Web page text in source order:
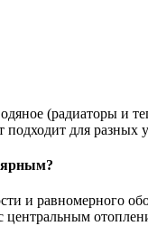
(радиаторы и
для
и равномерного